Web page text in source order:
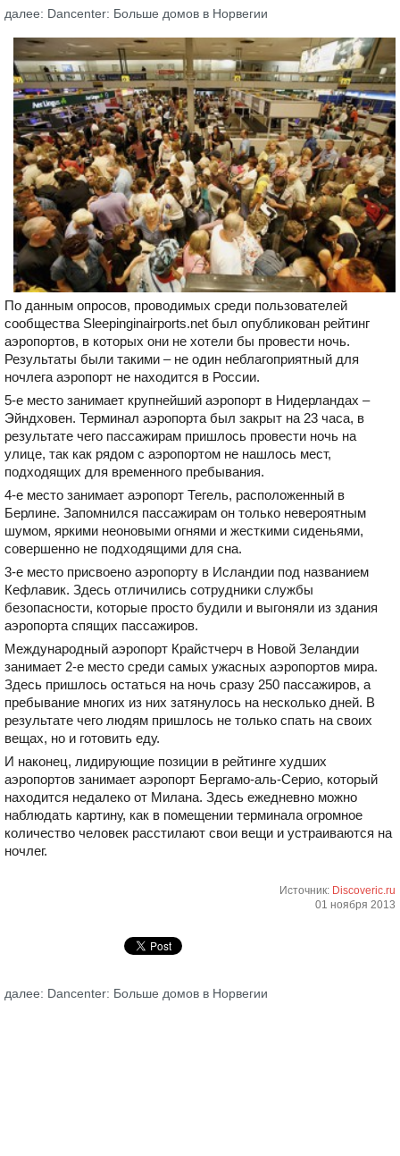
далее: Dancenter: Больше домов в Норвегии
По данным опросов, проводимых среди пользователей
сообщества Sleepinginairports.net был опубликован рейтинг
аэропортов, в которых они не хотели бы провести ночь.
Результаты были такими – не один неблагоприятный для
ночлега аэропорт не находится в России.
5-е место занимает крупнейший аэропорт в Нидерландах –
Эйндховен. Терминал аэропорта был закрыт на 23 часа, в
результате чего пассажирам пришлось провести ночь на
улице, так как рядом с аэропортом не нашлось мест,
подходящих для временного пребывания.
4-е место занимает аэропорт Тегель, расположенный в
Берлине. Запомнился пассажирам он только невероятным
шумом, яркими неоновыми огнями и жесткими сиденьями,
совершенно не подходящими для сна.
3-е место присвоено аэропорту в Исландии под названием
Кефлавик. Здесь отличились сотрудники службы
безопасности, которые просто будили и выгоняли из здания
аэропорта спящих пассажиров.
Международный аэропорт Крайстчерч в Новой Зеландии
занимает 2-е место среди самых ужасных аэропортов мира.
Здесь пришлось остаться на ночь сразу 250 пассажиров, а
пребывание многих из них затянулось на несколько дней. В
результате чего людям пришлось не только спать на своих
вещах, но и готовить еду.
И наконец, лидирующие позиции в рейтинге худших
аэропортов занимает аэропорт Бергамо-аль-Серио, который
находится недалеко от Милана. Здесь ежедневно можно
наблюдать картину, как в помещении терминала огромное
количество человек расстилают свои вещи и устраиваются на
ночлег.
Источник: Discoveric.ru
01 ноября 2013
далее: Dancenter: Больше домов в Норвегии